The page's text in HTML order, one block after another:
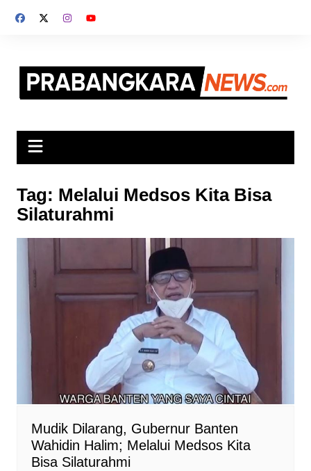
Tag: Melalui Medsos Kita Bisa
Silaturahmi
Mudik Dilarang, Gubernur Banten
Wahidin Halim; Melalui Medsos Kita
Bisa Silaturahmi